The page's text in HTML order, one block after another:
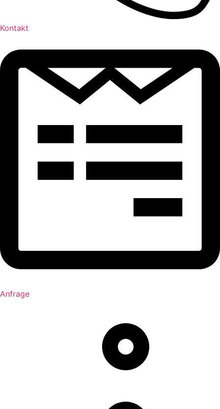
Kontakt
Anfrage